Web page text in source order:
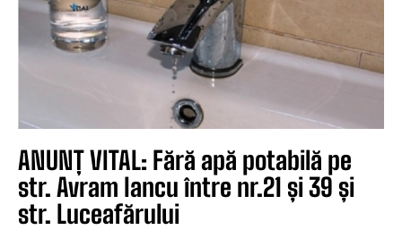
ANUNȚ VITAL: Fără apă potabilă pe
str. Avram Iancu între nr.21 și 39 și
str. Luceafărului